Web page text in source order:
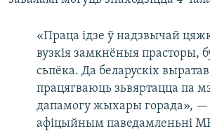
«Праца ідзе ў надзвычай
вузкія замкнёныя прасторы,
сьпёка. Да беларускіх
працягваюць зьвяртацца па
дапамогу жыхары горада», —
афіцыйным паведамленьні